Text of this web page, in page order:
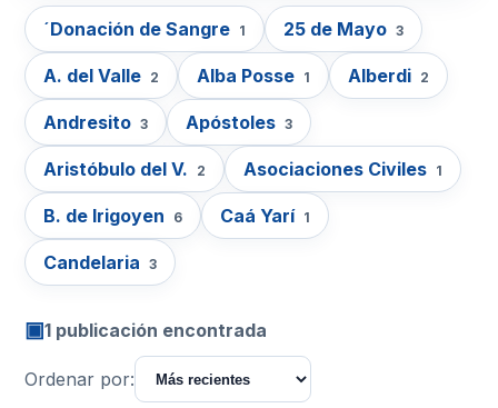
´Donación de Sangre 1 25 de Mayo 3
A. del Valle 2 Alba Posse 1 Alberdi 2
Andresito 3 Apóstoles 3
Aristóbulo del V. 2 Asociaciones Civiles 1
B. de Irigoyen 6 Caá Yarí 1
Candelaria 3
▣1 publicación encontrada
Ordenar por: